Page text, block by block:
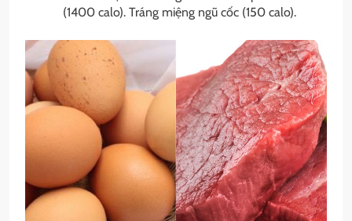
(1400 calo). Tráng miệng ngũ cốc (150 calo).